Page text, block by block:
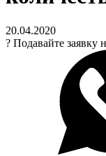
20.04.2020
? Подавайте заявку